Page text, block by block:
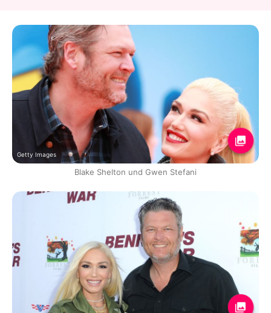
Getty Images
Blake Shelton und Gwen Stefani